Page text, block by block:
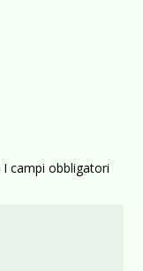
I campi obbligatori